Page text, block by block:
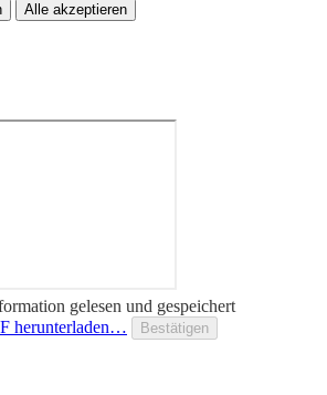
Alle akzeptieren
gelesen und gespeichert
herunterladen…
Bestätigen